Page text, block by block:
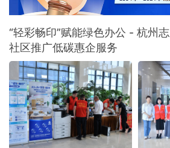
“轻彩畅印”赋能绿色办公 - 杭州
社区推广低碳惠企服务